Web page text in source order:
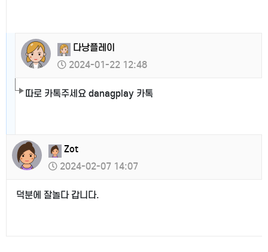
다낭플레이
2024-01-22 12:48
따로 카톡주세요 danagplay 카톡
Zot
2024-02-07 14:07
덕분에 잘놀다 갑니다.